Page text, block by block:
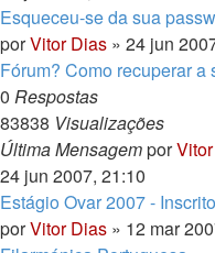
Esqueceu-se da sua
porVitor Dias » 24 jun
Fórum? Como recuperar a
0 Respostas
83838 Visualizações
Última Mensagempor
24 jun 2007, 21:10
Estágio Ovar 2007 -
porVitor Dias » 12 mar